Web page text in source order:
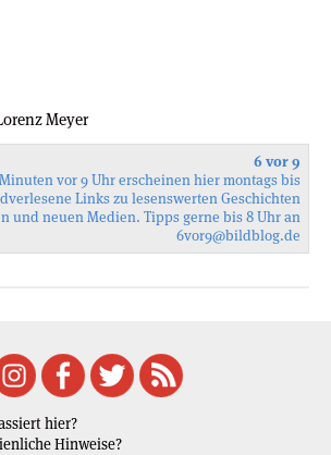
Meyer
6 vor 9
vor 9 Uhr erscheinen hier montags bis
Links zu lesenswerten Geschichten
und neuen Medien. Tipps gerne bis 8 Uhr an
6vor9@bildblog.de
hier?
Hinweise?